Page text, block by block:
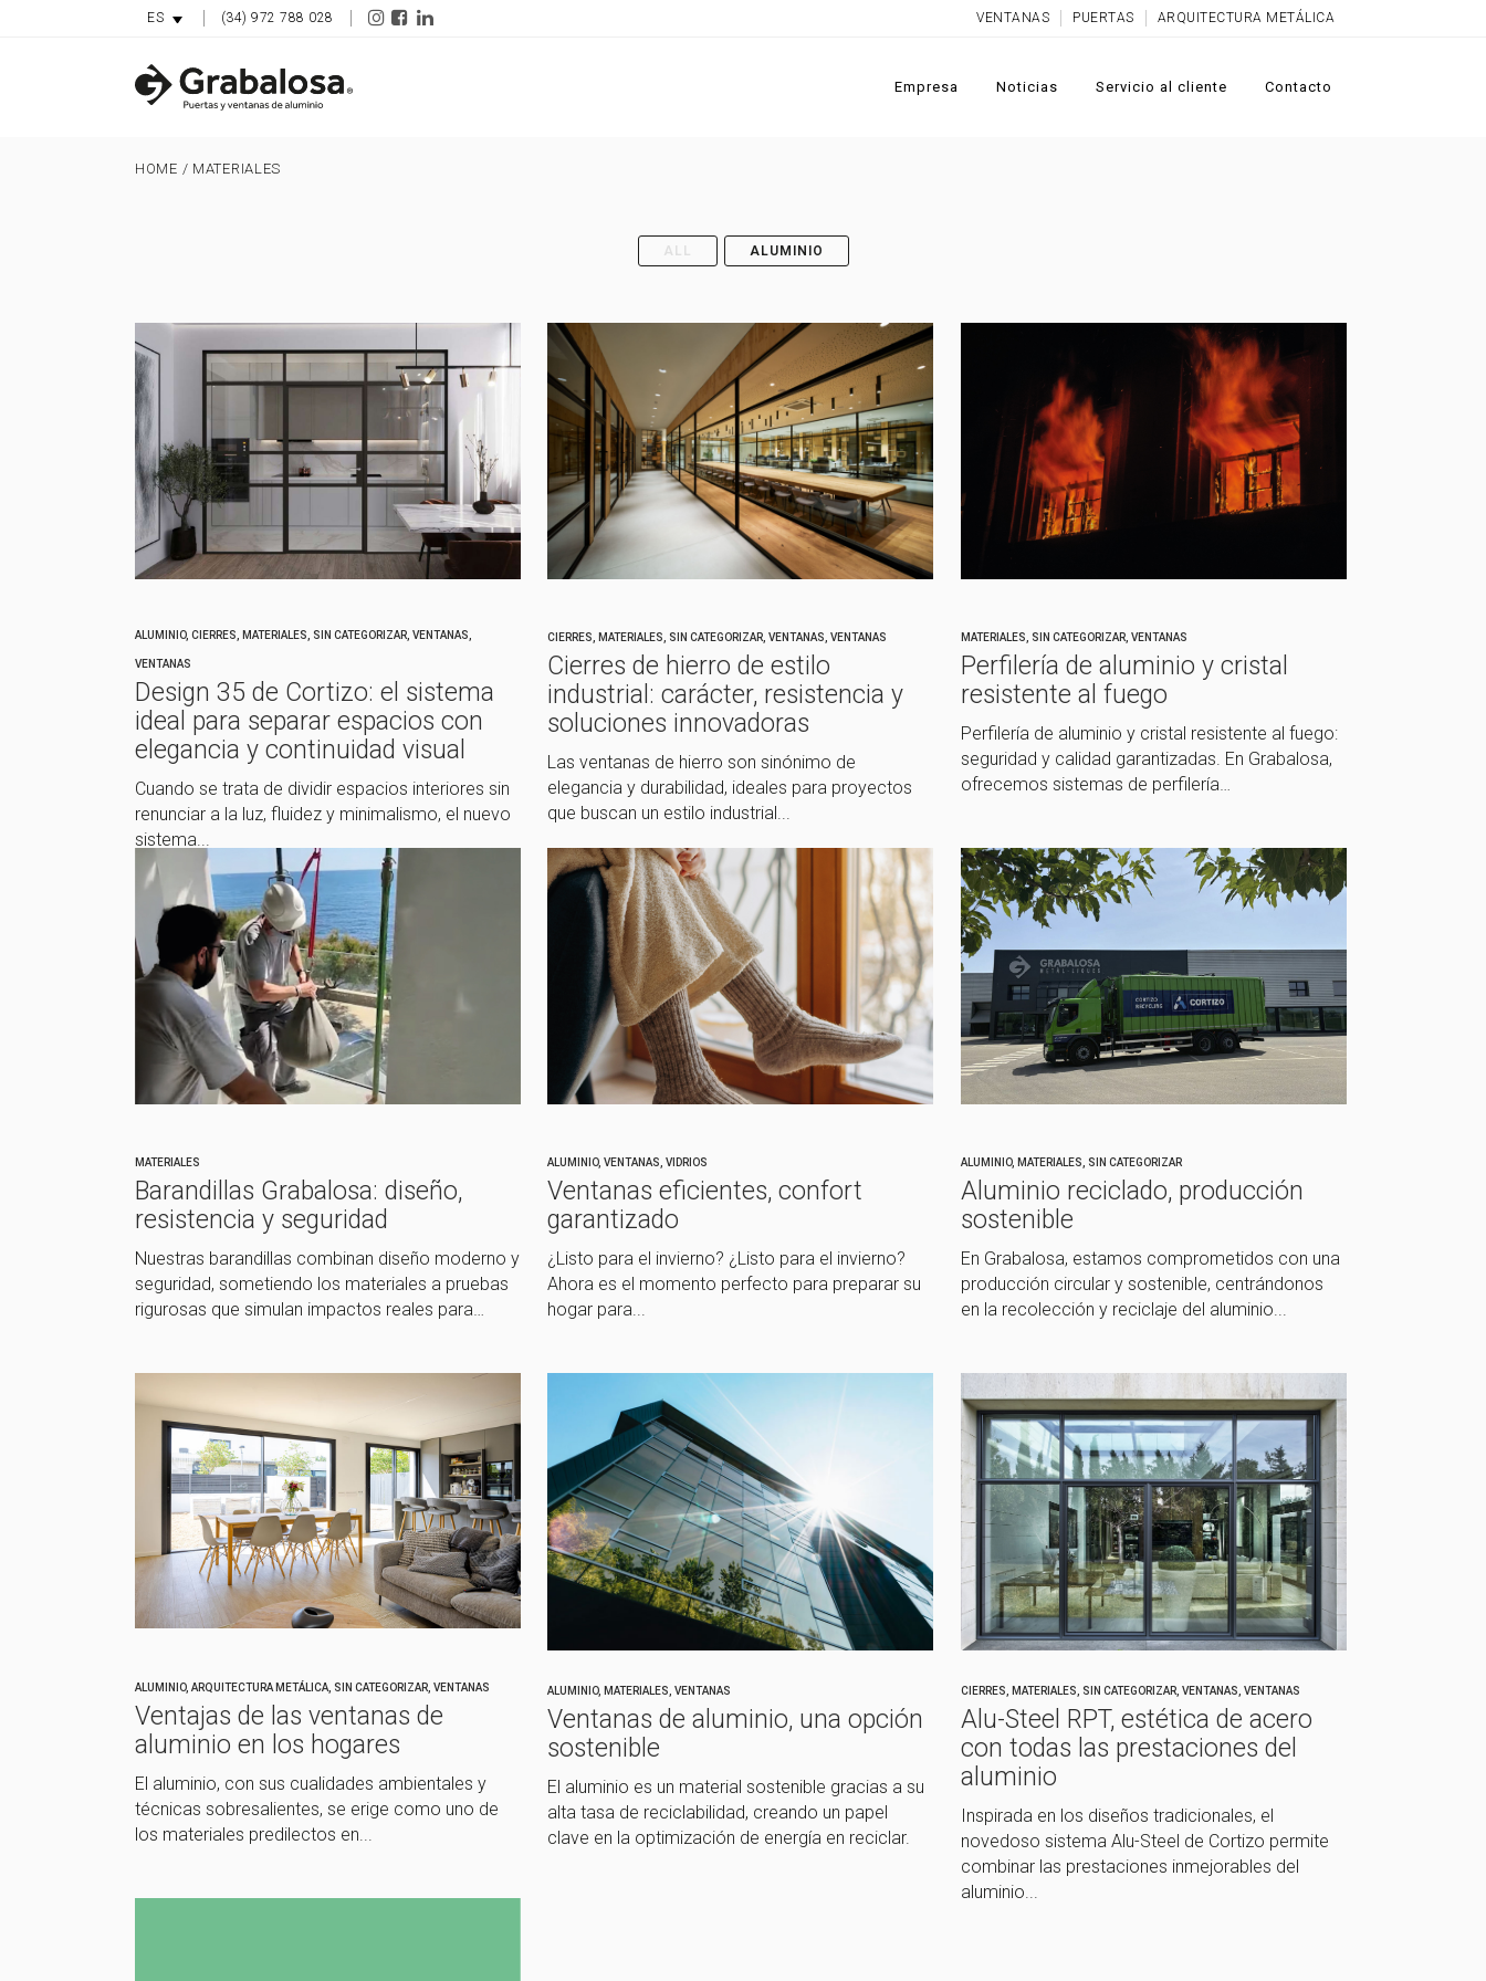
ES (34) 972 788 028 VENTANAS PUERTAS ARQUITECTURA METÁLICA
Empresa Noticias Servicio al cliente Contacto
HOME / MATERIALES
ALL ALUMINIO
ALUMINIO, CIERRES MATERIALES SIN CATEGORIZAR VENTANAS
VENTANAS
Design 35 de Cortizo: el sistema
ideal para separar espacios con
elegancia y continuidad visual
Cuando se trata de dividir espacios interiores sin
renunciar a la luz, fluidez y minimalismo, el nuevo
sistema...
CIERRES MATERIALES SIN CATEGORIZAR VENTANAS VENTANAS
Cierres de hierro de estilo
industrial: carácter, resistencia y
soluciones innovadoras
Las ventanas de hierro son sinónimo de
elegancia y durabilidad, ideales para proyectos
que buscan un estilo industrial...
MATERIALES SIN CATEGORIZAR VENTANAS
Perfilería de aluminio y cristal
resistente al fuego
Perfilería de aluminio y cristal resistente al fuego:
seguridad y calidad garantizadas. En Grabalosa,
ofrecemos sistemas de perfilería…
MATERIALES
Barandillas Grabalosa: diseño,
resistencia y seguridad
Nuestras barandillas combinan diseño moderno y
seguridad, sometiendo los materiales a pruebas
rigurosas que simulan impactos reales para…
ALUMINIO, VENTANAS VIDRIOS
Ventanas eficientes, confort
garantizado
¿Listo para el invierno? ¿Listo para el invierno?
Ahora es el momento perfecto para preparar su
hogar para...
ALUMINIO, MATERIALES SIN CATEGORIZAR
Aluminio reciclado, producción
sostenible
En Grabalosa, estamos comprometidos con una
producción circular y sostenible, centrándonos
en la recolección y reciclaje del aluminio...
ALUMINIO, ARQUITECTURA METÁLICA SIN CATEGORIZAR VENTANAS
Ventajas de las ventanas de
aluminio en los hogares
El aluminio, con sus cualidades ambientales y
técnicas sobresalientes, se erige como uno de
los materiales predilectos en...
ALUMINIO, MATERIALES VENTANAS
Ventanas de aluminio, una opción
sostenible
El aluminio es un material sostenible gracias a su
alta tasa de reciclabilidad, creando un papel
clave en la optimización de energía en reciclar.
CIERRES, MATERIALES, SIN CATEGORIZAR, VENTANAS, VENTANAS
Alu-Steel RPT, estética de acero
con todas las prestaciones del
aluminio
Inspirada en los diseños tradicionales, el
novedoso sistema Alu-Steel de Cortizo permite
combinar las prestaciones inmejorables del
aluminio...